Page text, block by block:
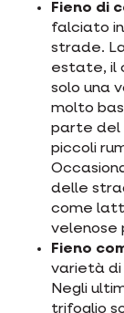
Fieno di
falciato
strade.
estate, il
solo una
molto
parte del
piccoli
delle
come
velenose
Fieno
varietà di
Negli
trifoglio